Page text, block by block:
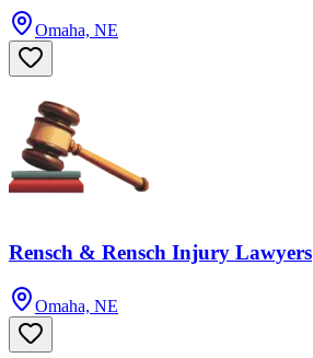
Omaha, NE
Rensch & Rensch Injury Lawyers
Omaha, NE